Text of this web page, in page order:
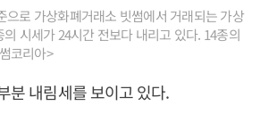
로 가상화폐거래소 빗썸에서 거래되는 가상
시세가 24시간 전보다 내리고 있다. 14종의
코리아>
분 내림세를 보이고 있다.